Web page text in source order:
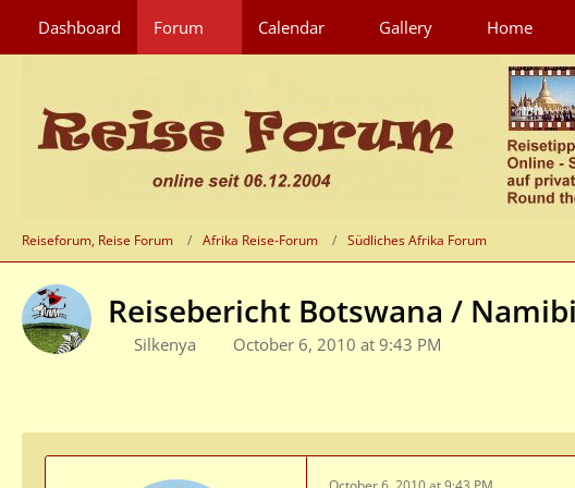
Dashboard Forum Calendar Gallery Home
Reiseforum, Reise Forum Afrika Reise-Forum Südliches Afrika Forum
Reisebericht Botswana /
Silkenya October 6, 2010 at 9:43 PM